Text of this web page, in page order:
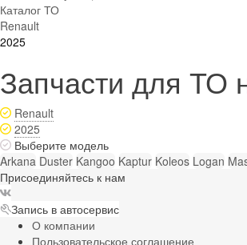
Каталог ТО
Renault
2025
Запчасти для ТО
Renault
2025
Выберите модель
Arkana Duster Kangoo Kaptur Koleos Logan
Присоединяйтесь к нам
Запись в автосервис
О компании
Пользовательское соглашение